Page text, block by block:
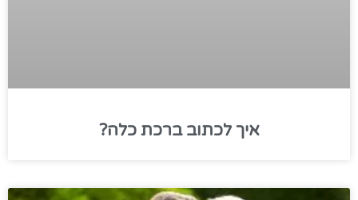
איך לכתוב ברכת כלה?